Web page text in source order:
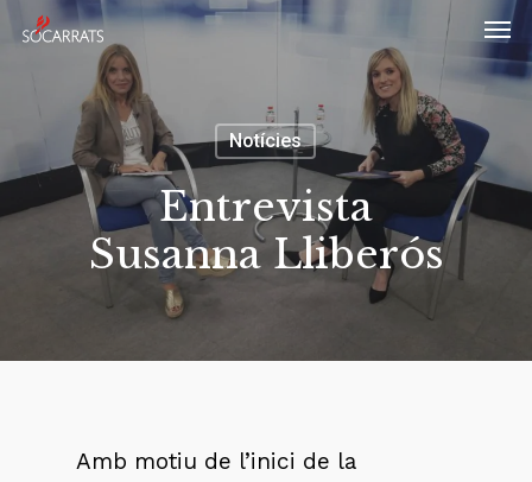
Skip
content
Notícies
Entrevista
Susanna Lliberós
Amb motiu de l’inici de la